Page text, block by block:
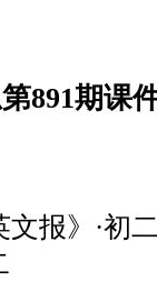
891期课
报》·初